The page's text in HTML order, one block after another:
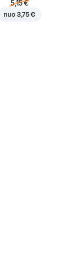
5,15 €
nuo 3,75 €